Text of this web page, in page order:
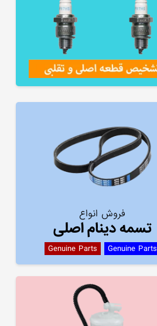
فروش انواع
تسمه دینام اصلی
Genuine Parts Genuine Parts